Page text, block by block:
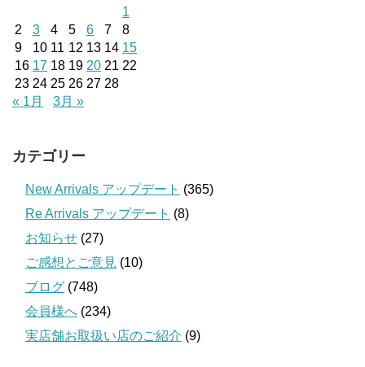
1
2
3 4 5 6 7
8
9
10 11 12 13 14 15
16 17 18 19 20 21 22
23 24 25 26 27 28
« 1月
3月 »
カテゴリー
New Arrivals アップデート (365)
Re Arrivals アップデート (8)
お知らせ (27)
ご感想とご意見 (10)
ブログ (748)
会員様へ (234)
実店舗お取扱い店のご紹介 (9)